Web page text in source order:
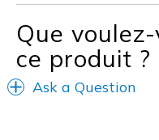
Special Occasions
Travel
Que
ce produit ?
Ask a Question